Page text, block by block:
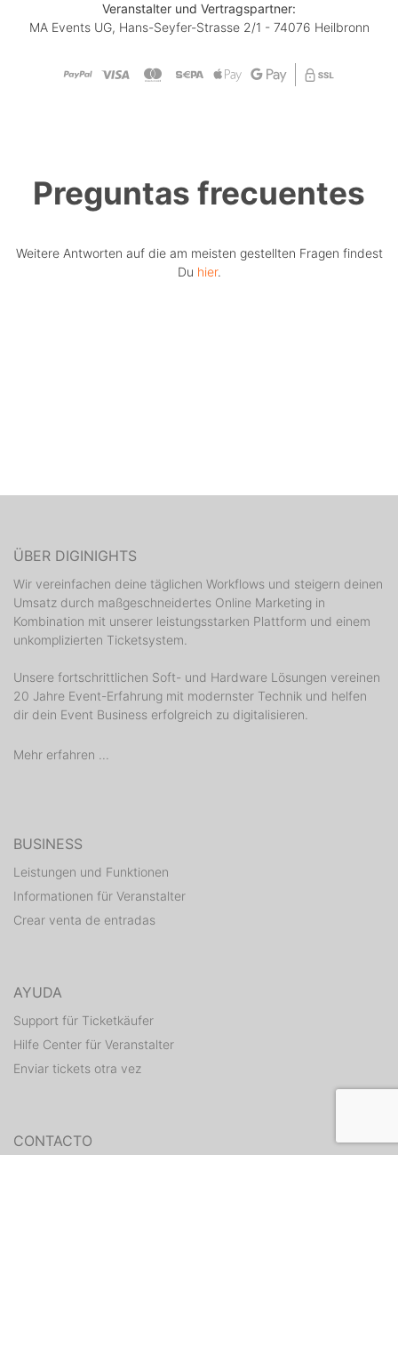
Veranstalter und Vertragspartner:
MA Events UG, Hans-Seyfer-Strasse 2/1 - 74076 Heilbronn
Preguntas frecuentes
Weitere Antworten auf die am meisten gestellten Fragen findest
Du hier.
ÜBER DIGINIGHTS
Wir vereinfachen deine täglichen Workflows und steigern deinen
Umsatz durch maßgeschneidertes Online Marketing in
Kombination mit unserer leistungsstarken Plattform und einem
unkomplizierten Ticketsystem.
Unsere fortschrittlichen Soft- und Hardware Lösungen vereinen
20 Jahre Event-Erfahrung mit modernster Technik und helfen
dir dein Event Business erfolgreich zu digitalisieren.
Mehr erfahren ...
BUSINESS
Leistungen und Funktionen
Informationen für Veranstalter
Crear venta de entradas
AYUDA
Support für Ticketkäufer
Hilfe Center für Veranstalter
Enviar tickets otra vez
CONTACTO